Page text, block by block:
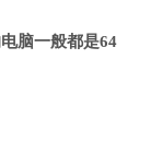
脑一般都是64